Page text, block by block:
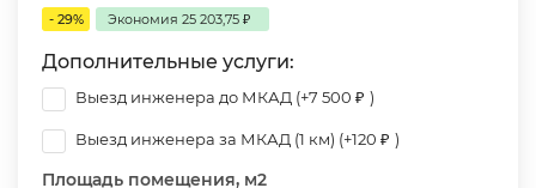
- 29% Экономия 25 203,75 ₽
Дополнительные услуги:
Выезд инженера до МКАД (+7 500 ₽ )
Выезд инженера за МКАД (1 км) (+120 ₽ )
Площадь помещения, м2